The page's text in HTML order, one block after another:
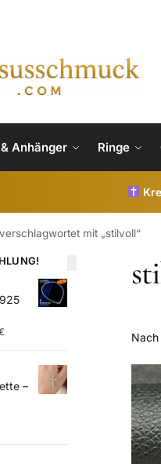
Anhänger Ringe
mit „stilvoll“
–